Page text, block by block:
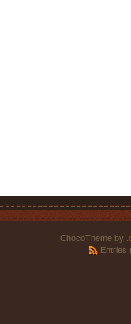
ChocoTheme by
Entries